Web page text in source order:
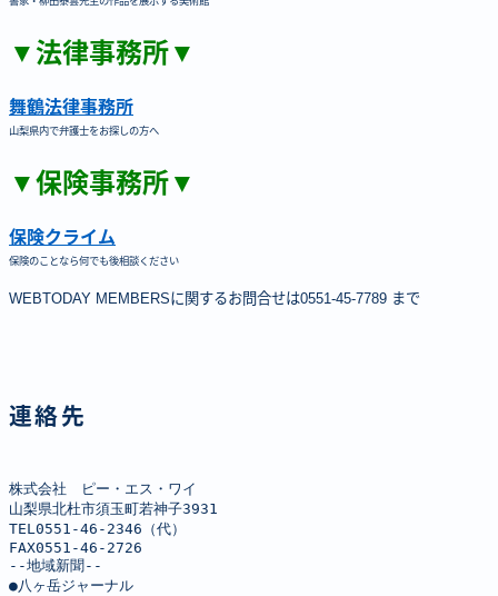
▼法律事務所▼
舞鶴法律事務所
山梨県内で弁護士をお探しの方へ
▼保険事務所▼
保険クライム
保険のことなら何でも後相談ください
WEBTODAY MEMBERSに関するお問合せは0551-45-7789 まで
連絡先
株式会社　ピー・エス・ワイ
山梨県北杜市須玉町若神子3931
TEL0551-46-2346（代）
FAX0551-46-2726
--地域新聞--
●八ヶ岳ジャーナル